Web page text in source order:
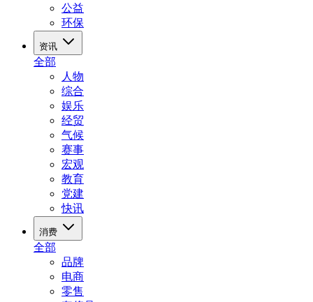
公益
环保
资讯
全部
人物
综合
娱乐
经贸
气候
赛事
宏观
教育
党建
快讯
消费
全部
品牌
电商
零售